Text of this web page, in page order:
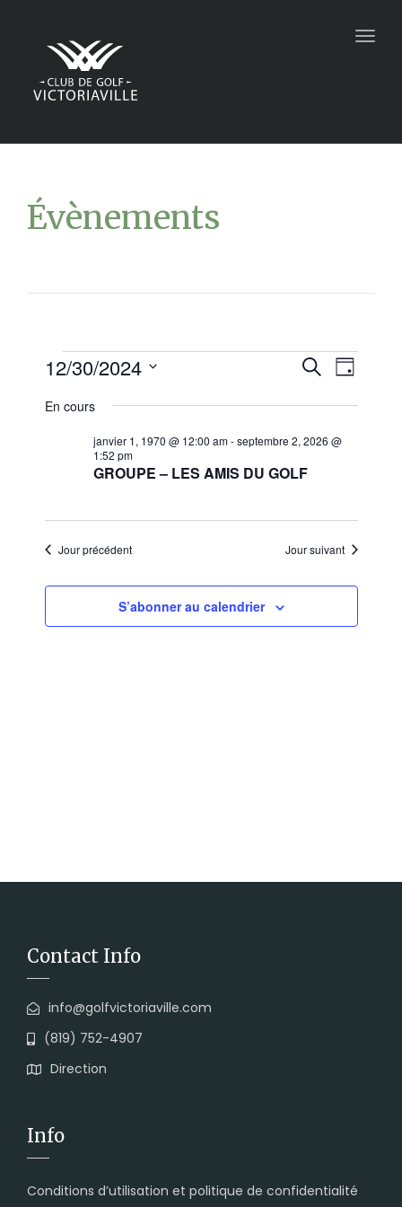
Évènements
et
de
Recherche
de
Jour
12/30/2024
une
En cours
GROUPE – LES AMIS DU GOLF
janvier 1, 1970 @ 12:00 am-septembre 2, 2026 @
1:52 pm
Jour précédent Jour suivant
S’abonner au calendrier
Contact Info
info@golfvictoriaville.com
(819) 752-4907
Direction
Info
Conditions d’utilisation et politique de confidentialité